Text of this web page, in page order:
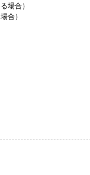
場合）
合）